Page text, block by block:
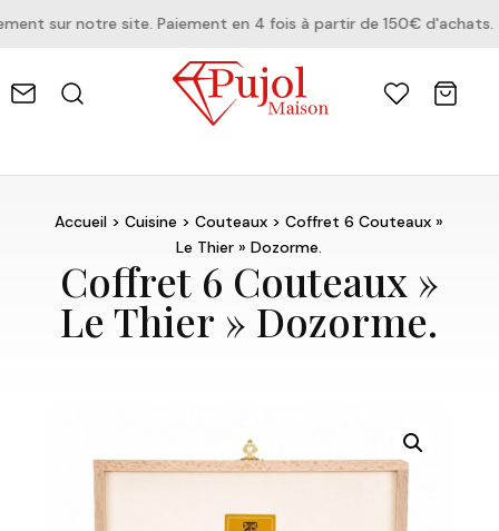
sur notre site. Paiement en 4 fois à partir de 150€ d'achats.
Accueil >Cuisine >Couteaux > Coffret 6 Couteaux »
Le Thier » Dozorme.
Coffret 6 Couteaux »
Le Thier » Dozorme.